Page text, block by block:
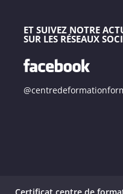
ET SUIVEZ NOTRE
SUR LES RÉSEAUX